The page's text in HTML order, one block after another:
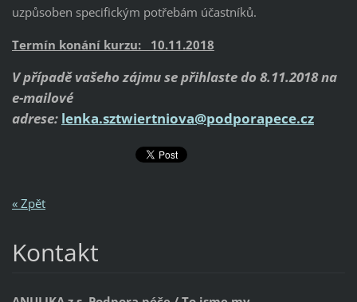
uzpůsoben specifickým potřebám účastníků.
Termín konání kurzu: 10.11.2018
V případě vašeho zájmu se přihlaste do 8.11.2018 na
e-mailové
adrese: lenka.sztwiertniova@podporapece.cz
« Zpět
Kontakt